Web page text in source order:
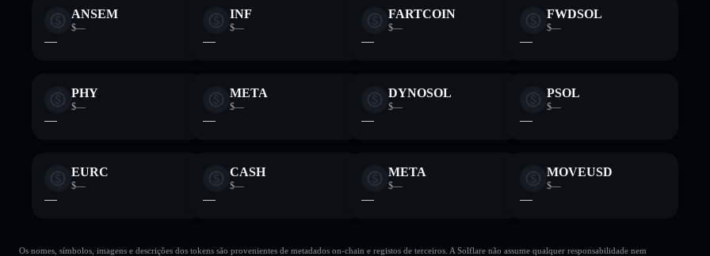
ANSEM
$—
—
INF
$—
—
FARTCOIN
$—
—
FWDSOL
$—
—
PHY
$—
—
META
$—
—
DYNOSOL
$—
—
PSOL
$—
—
EURC
$—
—
CASH
$—
—
META
$—
—
MOVEUSD
$—
—
Os nomes, símbolos, imagens e descrições dos tokens são provenientes de metadados on-chain e registos de terceiros. A Solflare não assume qualquer responsabilidade nem